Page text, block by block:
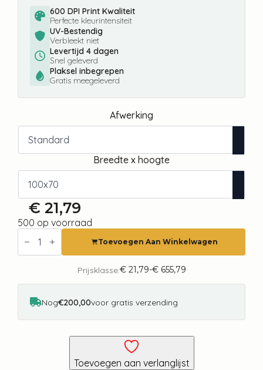
600 DPI Print Kwaliteit
Perfecte kleurintensiteit
UV-Bestendig
Verbleekt niet
Levertijd 4 dagen
Snel geleverd
Plaksel inbegrepen
Gratis meegeleverd
Afwerking
Breedte x hoogte
€ 21,79
500 op voorraad
Fotobehang
Bird's
landscape
a
Toevoegen Aan Winkelwagen
Prijsklasse:€21,79-€655,79
Prijsklasse:
€ 21,79
€ 655,79
Nog€200,00voor gratis verzending
Toevoegen aan verlanglijst